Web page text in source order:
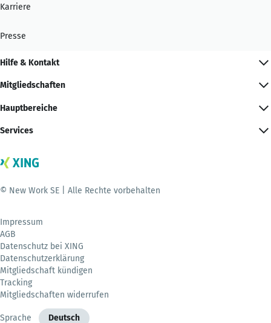
Karriere
Presse
Hilfe & Kontakt
Mitgliedschaften
Hauptbereiche
Services
© New Work SE | Alle Rechte vorbehalten
Impressum
AGB
Datenschutz bei XING
Datenschutzerklärung
Mitgliedschaft kündigen
Tracking
Mitgliedschaften widerrufen
Sprache Deutsch